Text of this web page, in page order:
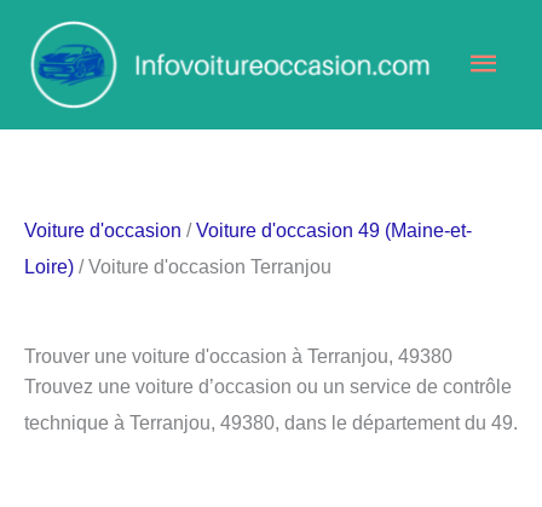
contenu
Voiture d'occasion /Voiture d'occasion 49 (Maine-et-
Loire) / Voiture d'occasion Terranjou
Trouver une voiture d'occasion à Terranjou, 49380
Trouvez une voiture d’occasion ou un service de contrôle
technique à Terranjou, 49380, dans le département du 49.